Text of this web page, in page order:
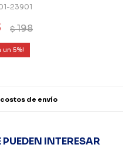
23901
$198
5
de envío
INTERESAR